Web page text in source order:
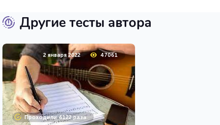
Другие тесты автора
2 января 2022 47061
Проходили 4122 раза